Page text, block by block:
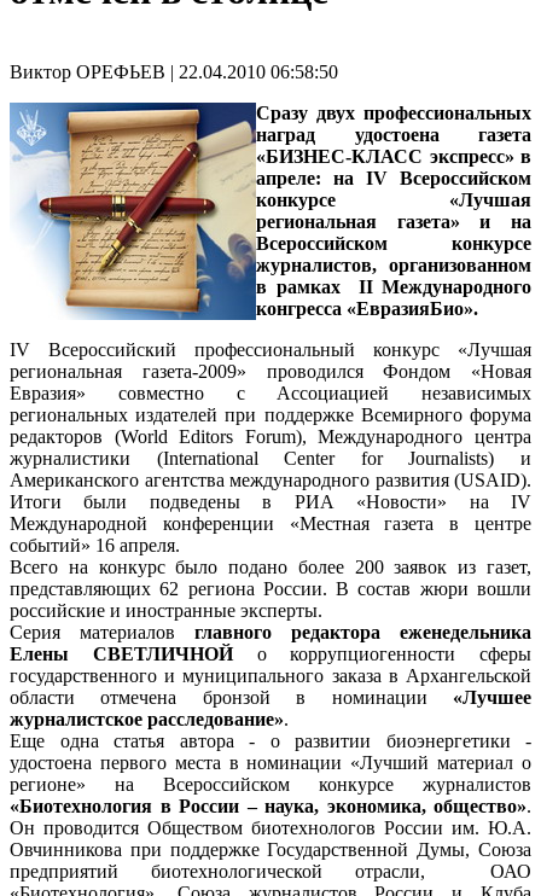
Виктор ОРЕФЬЕВ | 22.04.2010 06:58:50
Сразу двух профессиональных
наград удостоена газета
«БИЗНЕС-КЛАСС экспресс» в
апреле: на IV Всероссийском
конкурсе «Лучшая
региональная газета» и на
Всероссийском конкурсе
журналистов, организованном
в рамках II Международного
конгресса «ЕвразияБио».
IV Всероссийский профессиональный конкурс «Лучшая
региональная газета-2009» проводился Фондом «Новая
Евразия» совместно с Ассоциацией независимых
региональных издателей при поддержке Всемирного форума
редакторов (World Editors Forum), Международного центра
журналистики (International Center for Journalists) и
Американского агентства международного развития (USAID).
Итоги были подведены в РИА «Новости» на IV
Международной конференции «Местная газета в центре
событий» 16 апреля.
Всего на конкурс было подано более 200 заявок из газет,
представляющих 62 региона России. В состав жюри вошли
российские и иностранные эксперты.
Серия материалов главного редактора еженедельника
Елены СВЕТЛИЧНОЙо коррупциогенности сферы
государственного и муниципального заказа в Архангельской
области отмечена бронзой в номинации «Лучшее
журналистское расследование».
Еще одна статья автора - о развитии биоэнергетики -
удостоена первого места в номинации «Лучший материал о
регионе» на Всероссийском конкурсе журналистов
«Биотехнология в России – наука, экономика, общество».
Он проводится Обществом биотехнологов России им. Ю.А.
Овчинникова при поддержке Государственной Думы, Союза
предприятий биотехнологической отрасли, ОАО